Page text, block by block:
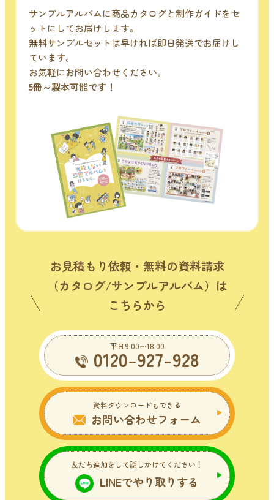
サンプルアルバムに商品カタログと制作ガイドをセ
ットにしてお届けします。
無料サンプルセットは早ければ即日発送でお届けし
ています。
お気軽にお問い合わせください。
5冊～製本可能です！
お見積もり依頼・無料の資料請求
（カタログ/サンプルアルバム）は
こちらから
平日9:00〜18:00
0120-927-928
資料ダウンロードもできる
お問い合わせフォーム
友だち追加をして話しかけてください！
LINEでやり取りする